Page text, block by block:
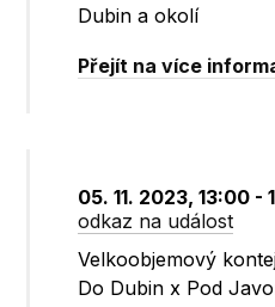
Dubin a okolí
Přejít na více
05. 11. 2023, 13:00 -
odkaz na událost
Velkoobjemový
Do Dubin x Pod